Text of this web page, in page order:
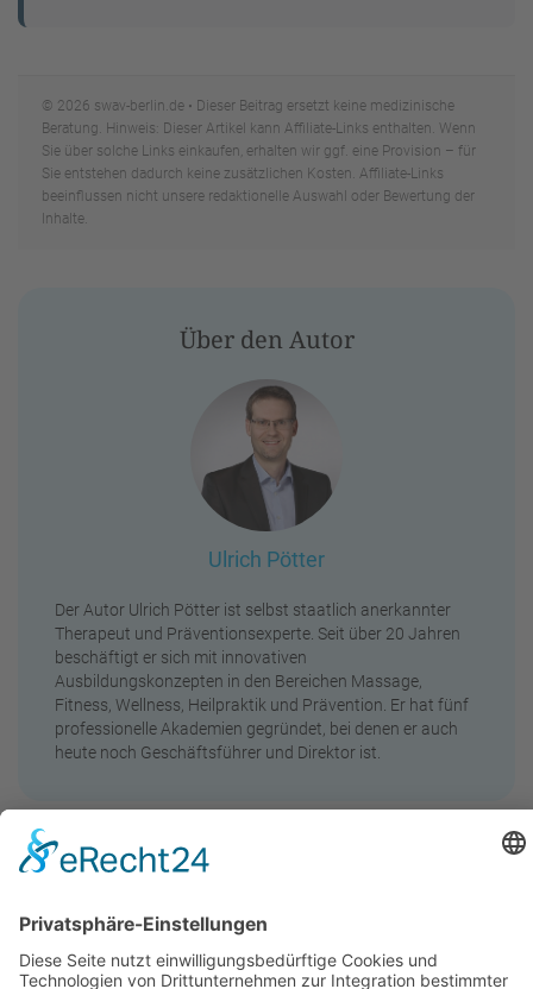
© 2026 swav-berlin.de • Dieser Beitrag ersetzt keine medizinische
Beratung. Hinweis: Dieser Artikel kann Affiliate-Links enthalten. Wenn
Sie über solche Links einkaufen, erhalten wir ggf. eine Provision – für
Sie entstehen dadurch keine zusätzlichen Kosten. Affiliate-Links
beeinflussen nicht unsere redaktionelle Auswahl oder Bewertung der
Inhalte.
Über den Autor
Ulrich Pötter
Der Autor Ulrich Pötter ist selbst staatlich anerkannter
Therapeut und Präventionsexperte. Seit über 20 Jahren
beschäftigt er sich mit innovativen
Ausbildungskonzepten in den Bereichen Massage,
Fitness, Wellness, Heilpraktik und Prävention. Er hat fünf
professionelle Akademien gegründet, bei denen er auch
heute noch Geschäftsführer und Direktor ist.
Wie wäre es mit ein paar
weiteren interessanten